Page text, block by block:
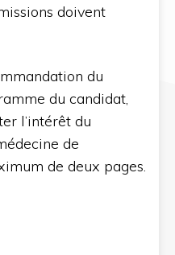
doivent
du
du candidat,
l’intérêt du
de
de deux pages.